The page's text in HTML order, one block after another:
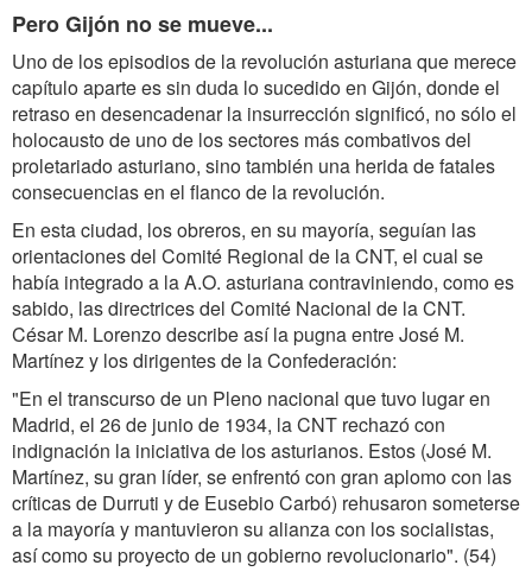
Pero Gijón no se mueve...
Uno de los episodios de la revolución asturiana que merece
capítulo aparte es sin duda lo sucedido en Gijón, donde el
retraso en desencadenar la insurrección significó, no sólo el
holocausto de uno de los sectores más combativos del
proletariado asturiano, sino también una herida de fatales
consecuencias en el flanco de la revolución.
En esta ciudad, los obreros, en su mayoría, seguían las
orientaciones del Comité Regional de la CNT, el cual se
había integrado a la A.O. asturiana contraviniendo, como es
sabido, las directrices del Comité Nacional de la CNT.
César M. Lorenzo describe así la pugna entre José M.
Martínez y los dirigentes de la Confederación:
"En el transcurso de un Pleno nacional que tuvo lugar en
Madrid, el 26 de junio de 1934, la CNT rechazó con
indignación la iniciativa de los asturianos. Estos (José M.
Martínez, su gran líder, se enfrentó con gran aplomo con las
críticas de Durruti y de Eusebio Carbó) rehusaron someterse
a la mayoría y mantuvieron su alianza con los socialistas,
así como su proyecto de un gobierno revolucionario". (54)